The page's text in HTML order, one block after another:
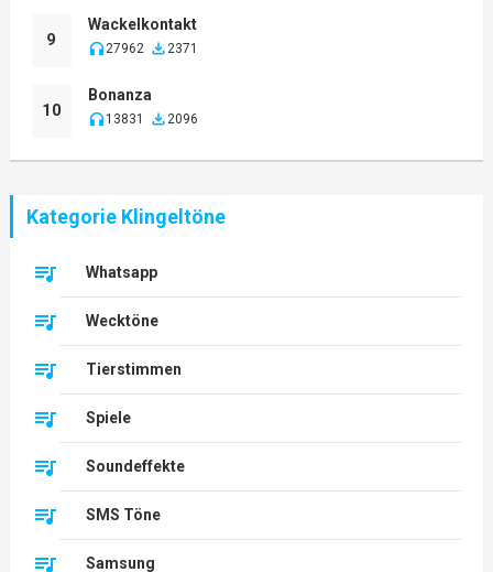
9
Wackelkontakt
27962 2371
10
Bonanza
13831 2096
Kategorie Klingeltöne
Whatsapp
Wecktöne
Tierstimmen
Spiele
Soundeffekte
SMS Töne
Samsung